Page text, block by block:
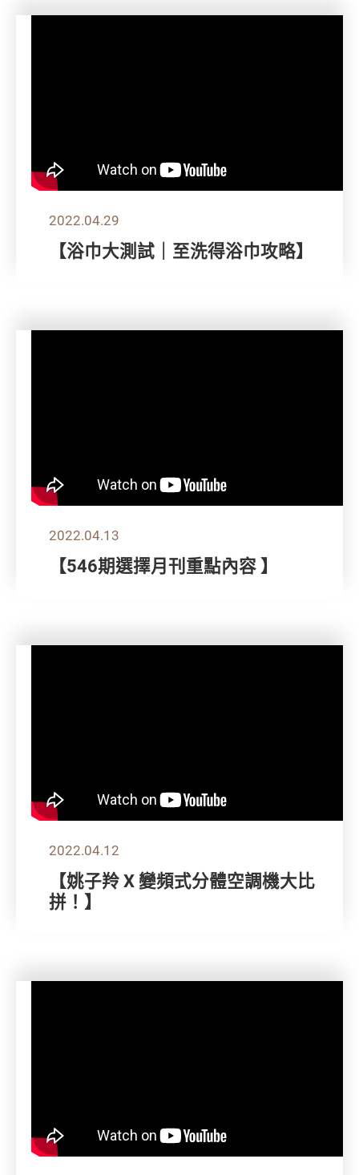
2022.04.29
【浴巾大測試｜至洗得浴巾攻略】
2022.04.13
【546期選擇月刊重點內容 】
2022.04.12
【姚子羚 X 變頻式分體空調機大比
拼！】